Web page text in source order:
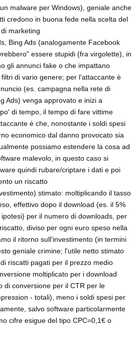
malware per Windows), geniale anche
credono in buona fede nella scelta del
marketing
Bing Ads (analogamente Facebook
essere stupidi (fra virgolette), in
gli annunci fake o che impattano
di vario genere; per l'attaccante è
(es. campagna nella rete di
Ads) venga approvato e inizi a
di tempo, il tempo di fare vittime
è che, nonostante i soldi spesi
economico dal danno provocato sia
possiamo estendere la cosa ad
malevolo, in questo caso si
quindi rubare/criptare i dati e poi
un riscatto
stimato: moltiplicando il tasso
effettivo dopo il download (es. il 5%
per il numero di downloads, per
diviso per ogni euro speso nella
il ritorno sull'investimento (in termini
geniale crimine; l'utile netto stimato
riscatti pagati per il prezzo medio
moltiplicato per i download
di conversione per il CTR per le
- totali), meno i soldi spesi per
salvo software particolarmente
cifre esigue del tipo CPC=0,1€ o